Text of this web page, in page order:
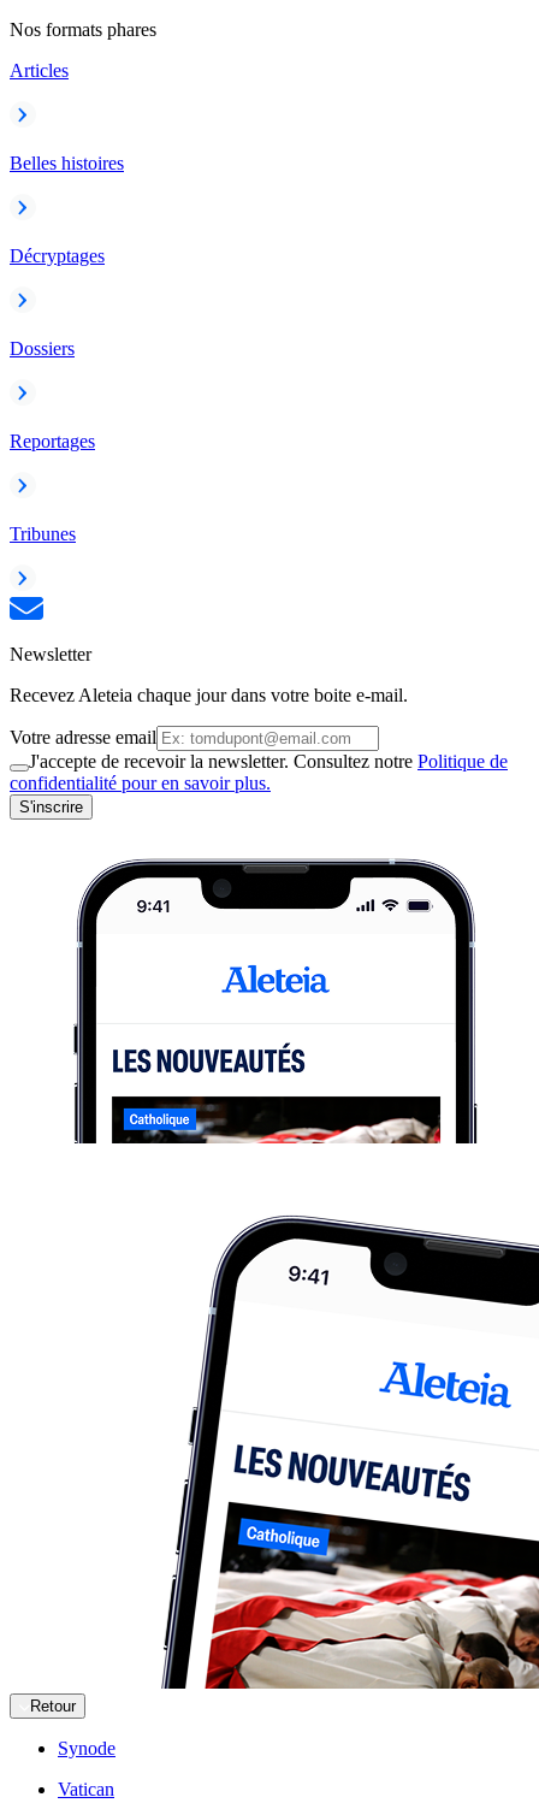
Nos formats phares
Articles
Belles histoires
Décryptages
Dossiers
Reportages
Tribunes
Newsletter
Recevez Aleteia chaque jour dans votre boite e-mail.
Votre adresse email
J'accepte de recevoir la newsletter. Consultez notre Politique de
confidentialité pour en savoir plus.
S'inscrire
Retour
Synode
Vatican